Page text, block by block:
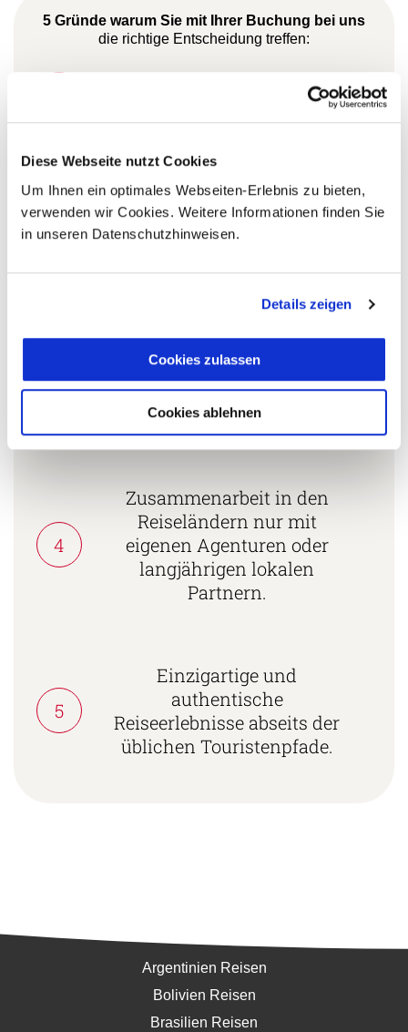
Diese Webseite nutzt Cookies
Um Ihnen ein optimales Webseiten-Erlebnis zu bieten,
verwenden wir Cookies. Weitere Informationen finden Sie
in unseren Datenschutzhinweisen.
Details zeigen
Cookies zulassen
Cookies ablehnen
5 Gründe warum Sie mit Ihrer Buchung bei uns
die richtige Entscheidung treffen:
Fernreisespezialist mit über
25 Jahren Erfahrung!
2
Persönliche Beratung durch
vielgereiste
Länderspezialisten.
Tourismuspreisen
ausgezeichnet und als
nachhaltiges Unternehmen
zertifiziert.
4
Zusammenarbeit in den
Reiseländern nur mit
eigenen Agenturen oder
langjährigen lokalen
Partnern.
5
Einzigartige und
authentische
Reiseerlebnisse abseits der
üblichen Touristenpfade.
Argentinien Reisen
Bolivien Reisen
Brasilien Reisen